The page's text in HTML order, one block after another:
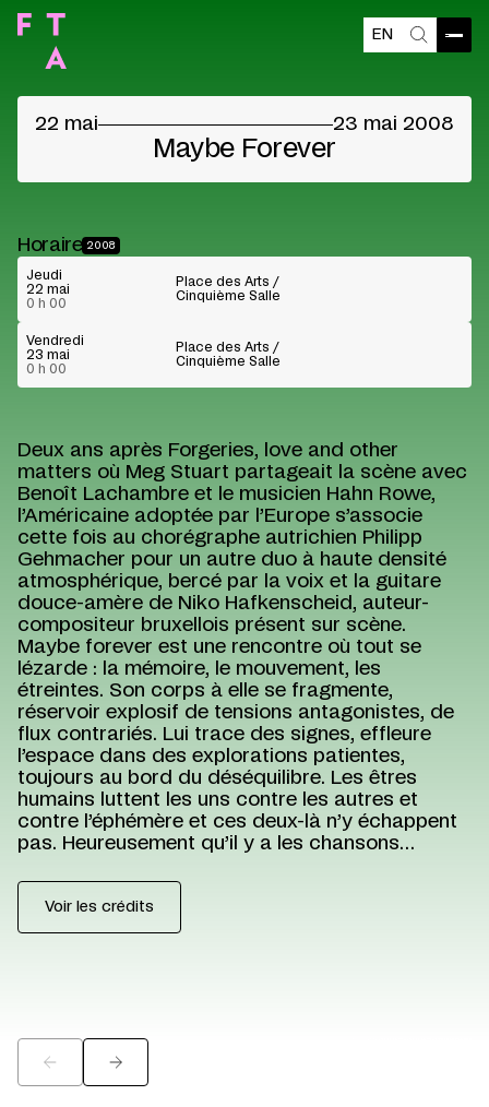
EN
22 mai 23 mai 2008
Maybe Forever
Deux ans après Forgeries, love and other
matters où Meg Stuart partageait la scène avec
Benoît Lachambre et le musicien Hahn Rowe,
l’Américaine adoptée par l’Europe s’associe
cette fois au chorégraphe autrichien Philipp
Gehmacher pour un autre duo à haute densité
atmosphérique, bercé par la voix et la guitare
douce-amère de Niko Hafkenscheid, auteur-
compositeur bruxellois présent sur scène.
Maybe forever est une rencontre où tout se
lézarde : la mémoire, le mouvement, les
étreintes. Son corps à elle se fragmente,
réservoir explosif de tensions antagonistes, de
flux contrariés. Lui trace des signes, effleure
l’espace dans des explorations patientes,
toujours au bord du déséquilibre. Les êtres
humains luttent les uns contre les autres et
contre l’éphémère et ces deux-là n’y échappent
pas. Heureusement qu’il y a les chansons…
Voir les crédits
Horaire 2008
Jeudi
22 mai
0 h 00
Place des Arts /
Cinquième Salle
Vendredi
23 mai
0 h 00
Place des Arts /
Cinquième Salle